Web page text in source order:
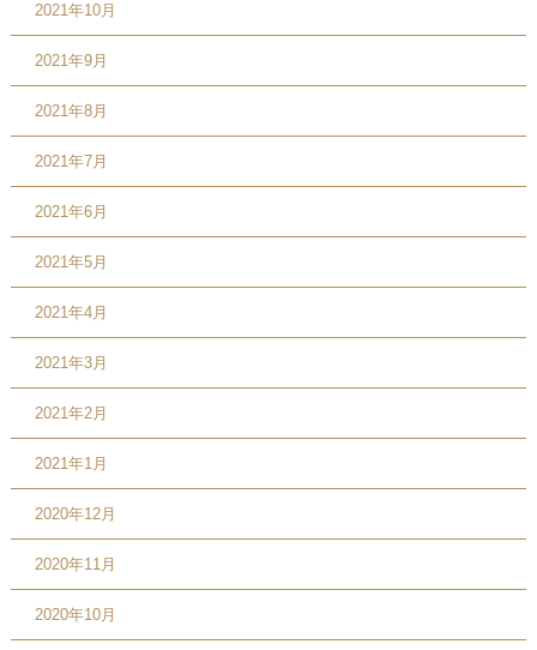
2021年10月
2021年9月
2021年8月
2021年7月
2021年6月
2021年5月
2021年4月
2021年3月
2021年2月
2021年1月
2020年12月
2020年11月
2020年10月